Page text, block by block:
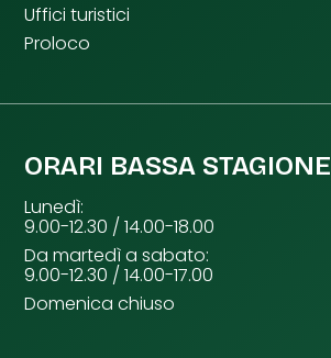
Uffici turistici
Proloco
ORARI BASSA STAGIONE
Lunedì:
9.00-12.30 / 14.00-18.00
Da martedì a sabato:
9.00-12.30 / 14.00-17.00
Domenica chiuso